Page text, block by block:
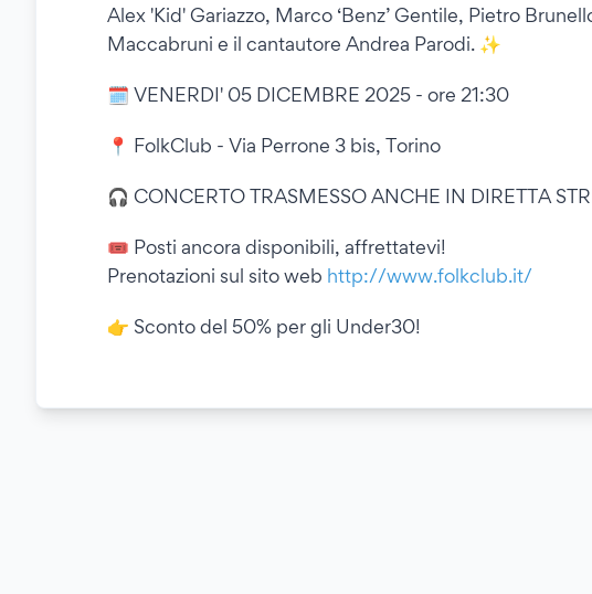
Alex 'Kid' Gariazzo, Marco ‘Benz’ Gentile, Pietro
Maccabruni e il cantautore Andrea Parodi. ✨
🗓 VENERDI' 05 DICEMBRE 2025 - ore 21:30
📍 FolkClub - Via Perrone 3 bis, Torino
🎧 CONCERTO TRASMESSO ANCHE IN DIRETTA
🎟 Posti ancora disponibili, affrettatevi!
Prenotazioni sul sito web http://www.folkclub.it/
👉 Sconto del 50% per gli Under30!